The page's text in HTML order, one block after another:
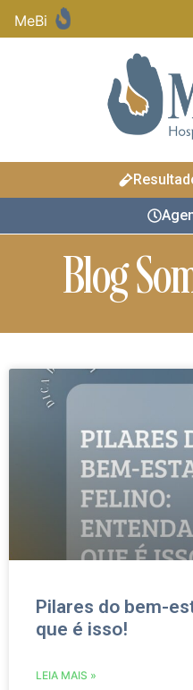
Blog
Pilares do bem-
que é isso!
LEIA MAIS »
MeBi